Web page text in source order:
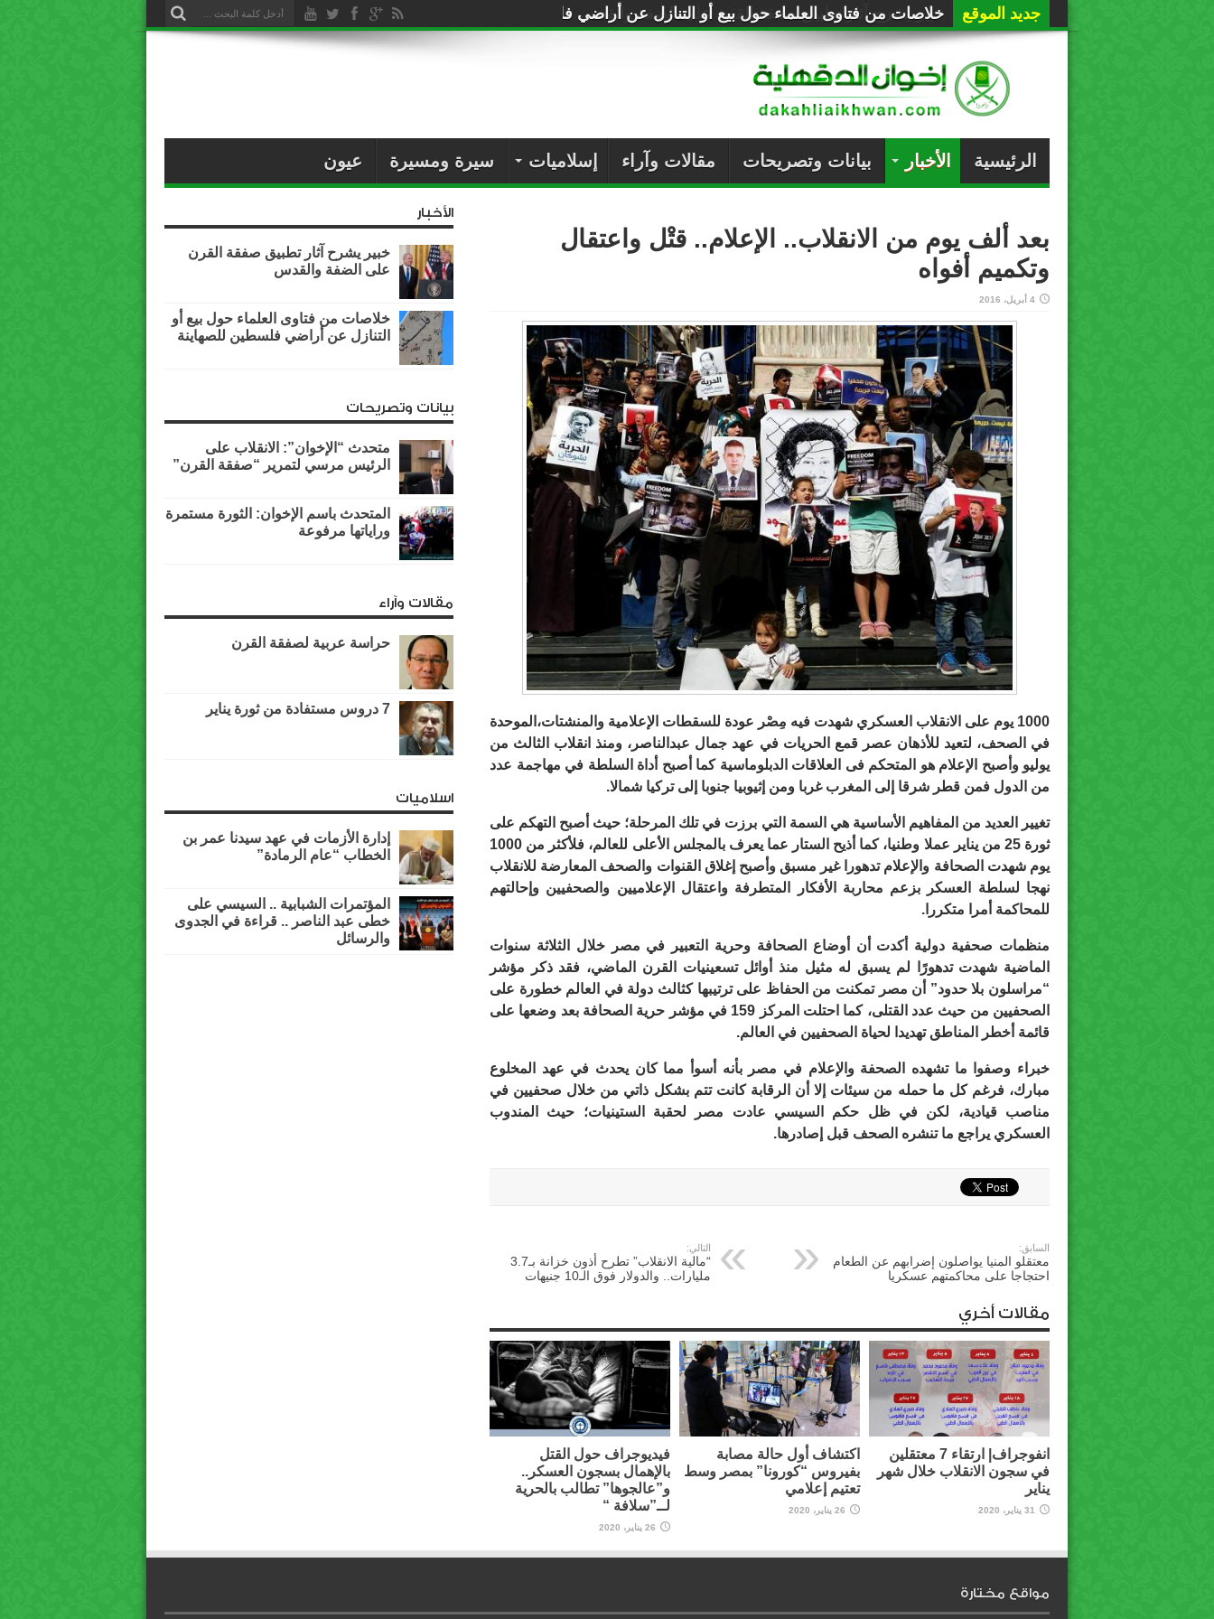
جديد الموقع خلاصات من فتاوى العلماء حول بيع أو التنازل عن أراضي فلسطين للصهاينة
الرئيسية الأخبار بيانات وتصريحات مقالات وآراء إسلاميات سيرة ومسيرة عيون
بعد ألف يوم من الانقلاب.. الإعلام.. قتْل واعتقال
وتكميم أفواه
4 أبريل، 2016
1000 يوم على الانقلاب العسكري شهدت فيه مِصْر عودة للسقطات الإعلامية والمنشتات،الموحدة
في الصحف، لتعيد للأذهان عصر قمع الحريات في عهد جمال عبدالناصر، ومنذ انقلاب الثالث من
يوليو وأصبح الإعلام هو المتحكم فى العلاقات الدبلوماسية كما أصبح أداة السلطة في مهاجمة عدد
من الدول فمن قطر شرقا إلى المغرب غربا ومن إثيوبيا جنوبا إلى تركيا شمالا.
تغيير العديد من المفاهيم الأساسية هي السمة التي برزت في تلك المرحلة؛ حيث أصبح التهكم على
ثورة 25 من يناير عملا وطنيا، كما أذيح الستار عما يعرف بالمجلس الأعلى للعالم، فلأكثر من 1000
يوم شهدت الصحافة والإعلام تدهورا غير مسبق وأصبح إغلاق القنوات والصحف المعارضة للانقلاب
نهجا لسلطة العسكر بزعم محاربة الأفكار المتطرفة واعتقال الإعلاميين والصحفيين وإحالتهم
للمحاكمة أمرا متكررا.
منظمات صحفية دولية أكدت أن أوضاع الصحافة وحرية التعبير في مصر خلال الثلاثة سنوات
الماضية شهدت تدهورًا لم يسبق له مثيل منذ أوائل تسعينيات القرن الماضي، فقد ذكر مؤشر
“مراسلون بلا حدود” أن مصر تمكنت من الحفاظ على ترتيبها كثالث دولة في العالم خطورة على
الصحفيين من حيث عدد القتلى، كما احتلت المركز 159 في مؤشر حرية الصحافة بعد وضعها على
قائمة أخطر المناطق تهديدا لحياة الصحفيين في العالم.
خبراء وصفوا ما تشهده الصحفة والإعلام في مصر بأنه أسوأ مما كان يحدث في عهد المخلوع
مبارك، فرغم كل ما حمله من سيئات إلا أن الرقابة كانت تتم بشكل ذاتي من خلال صحفيين في
مناصب قيادية، لكن في ظل حكم السيسي عادت مصر لحقبة الستينيات؛ حيث المندوب
العسكري يراجع ما تنشره الصحف قبل إصادرها.
السابق:
معتقلو المنيا يواصلون إضرابهم عن الطعام
احتجاجا على محاكمتهم عسكريا
التالي:
“مالية الانقلاب” تطرح أذون خزانة بـ3.7
مليارات.. والدولار فوق الـ10 جنيهات
مقالات أخري
انفوجراف| ارتقاء 7 معتقلين
في سجون الانقلاب خلال شهر
يناير
31 يناير، 2020
اكتشاف أول حالة مصابة
بفيروس “كورونا” بمصر وسط
تعتيم إعلامي
26 يناير، 2020
فيديوجراف حول القتل
بالإهمال بسجون العسكر..
و”عالجوها” تطالب بالحرية
لــ”سلافة “
26 يناير، 2020
الأخبار
خبير يشرح آثار تطبيق صفقة القرن
على الضفة والقدس
خلاصات من فتاوى العلماء حول بيع أو
التنازل عن أراضي فلسطين للصهاينة
بيانات وتصريحات
متحدث “الإخوان”: الانقلاب على
الرئيس مرسي لتمرير “صفقة القرن”
المتحدث باسم الإخوان: الثورة مستمرة
وراياتها مرفوعة
مقالات وآراء
حراسة عربية لصفقة القرن
7 دروس مستفادة من ثورة يناير
اسلاميات
إدارة الأزمات في عهد سيدنا عمر بن
الخطاب “عام الرمادة”
المؤتمرات الشبابية .. السيسي على
خطى عبد الناصر .. قراءة في الجدوى
والرسائل
مواقع مختارة